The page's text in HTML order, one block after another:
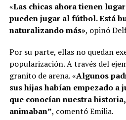
«Las chicas ahora tienen
pueden jugar al fútbol. Está
naturalizando más», opinó
Por su parte, ellas no quedan
popularización. A través del
granito de arena. «Algunos
sus hijas habían empezado a
que conocían nuestra
animaban”, comentó Emilia.